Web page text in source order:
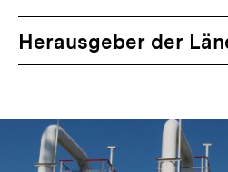
Herausgeber der